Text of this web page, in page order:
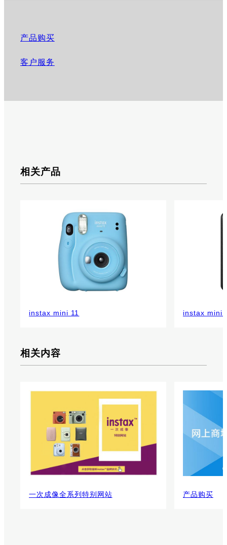
产品购买
客户服务
相关产品
instax mini 11 instax mini
相关内容
一次成像全系列特别网站 产品购买